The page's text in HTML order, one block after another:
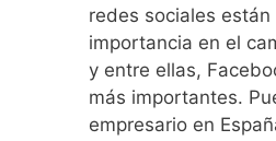
redes sociales
importancia en el
y entre ellas,
más importantes.
empresario en